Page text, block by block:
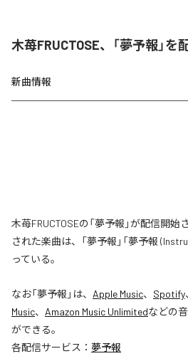
木苺FRUCTOSE、「夢予報」を
新曲情報
木苺FRUCTOSEの「夢予報」が配信開
された楽曲は、「夢予報」「夢予報
っている。
なお「夢予報 」は、 Apple Music、 Spotify
Music、 Amazon Music Unlimitedなどの
ができる。
各配信サービス： 夢予報